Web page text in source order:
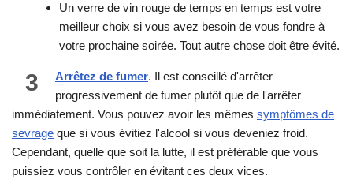
Un verre de vin rouge de temps en temps est votre
meilleur choix si vous avez besoin de vous fondre à
votre prochaine soirée. Tout autre chose doit être évité.
3 Arrêtez de fumer. Il est conseillé d'arrêter
progressivement de fumer plutôt que de l'arrêter
immédiatement. Vous pouvez avoir les mêmes symptômes de
sevrage que si vous évitiez l'alcool si vous deveniez froid.
Cependant, quelle que soit la lutte, il est préférable que vous
puissiez vous contrôler en évitant ces deux vices.